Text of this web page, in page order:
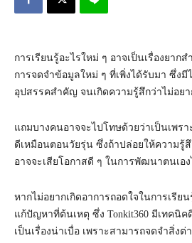
การเรียนรู้อะไรใหม่ ๆ อาจเป็นเรื่องยาก
การจดจำข้อมูลใหม่ ๆ ที่เพิ่งได้รับมา ซึ่ง
อุปสรรคสำคัญ จนเกิดความรู้สึกว่าไม่อย
แถมบางคนอาจจะไปโทษด้วยว่าเป็นเพร
ดีเหมือนตอนวัยรุ่น ซึ่งถ้าปล่อยให้ความรู้
อาจจะเสียโอกาสดี ๆ ในการพัฒนาตนเอง
หากไม่อยากเกิดอาการถอดใจในการเรีย
แก้ปัญหาที่ต้นเหตุ ซึ่ง Tonkit360 มีเทคนิค
เป็นเรื่องน่าเบื่อ เพราะสามารถจดจำสิ่ง